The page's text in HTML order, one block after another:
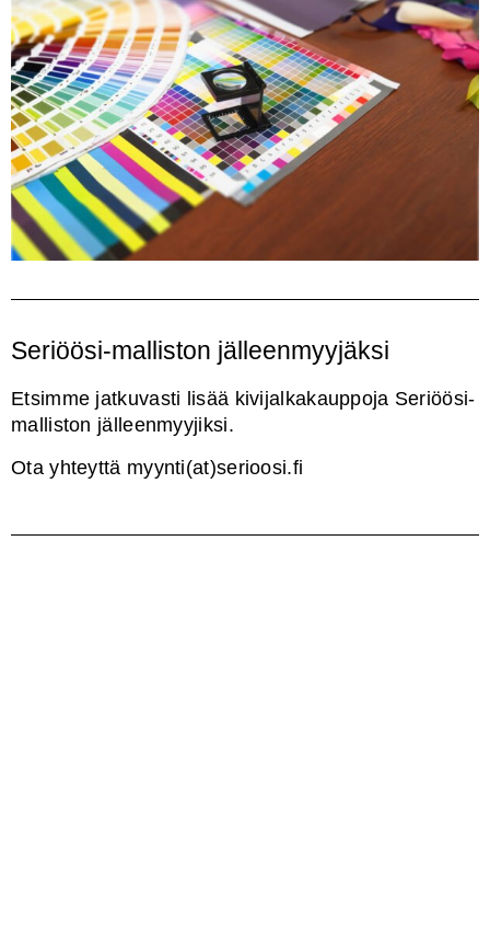
Seriöösi-malliston jälleenmyyjäksi
Etsimme jatkuvasti lisää kivijalkakauppoja Seriöösi-
malliston jälleenmyyjiksi.
Ota yhteyttä myynti(at)serioosi.fi